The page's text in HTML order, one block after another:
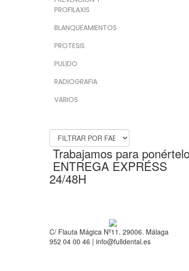
PROFILAXIS
BLANQUEAMIENTOS
PROTESIS
PULIDO
RADIOGRAFIA
VARIOS
Trabajamos para
ENTREGA EXPRÉSS
24/48H
C/ Flauta Mágica Nº11. 29006. Málaga
952 04 00 46 | info@fulldental.es